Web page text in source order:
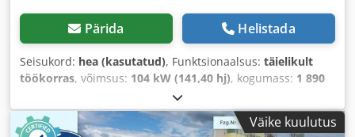
Pärida Helistada
Seisukord: hea (kasutatud), Funktsionaalsus: täielikult
töökorras, võimsus: 104 kW (141,40 hj), kogumass: 1 890
, värv:kollane
töötunnid:3 735 h, töörõhk:12 latt, masina/sõiduki
number:APP402997, Väike kuulutus